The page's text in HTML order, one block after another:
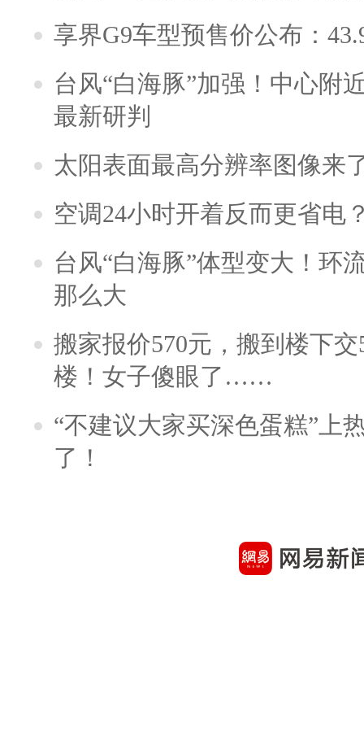
享界G9车型预售价公布：
台风“白海豚”加强！中心附
最新研判
太阳表面最高分辨率图像来
空调24小时开着反而更省电
台风“白海豚”体型变大！环
那么大
搬家报价570元，搬到楼下
楼！女子傻眼了……
“不建议大家买深色蛋糕”上
了！